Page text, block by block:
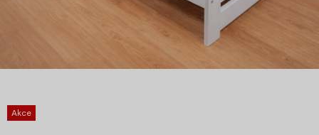
Akce